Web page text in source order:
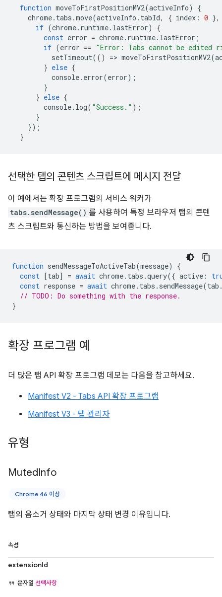
function moveToFirstPositionMV2(activeInfo)
{
chrome. tabs .move(activeInfo . tabId, { index : 0 },
if (chrome. runtime. lastError)
{
const error = chrome. runtime. lastError ;
if (error == "Error: Tabs cannot be edited
setTimeout(() => moveToFirstPositionMV2(
} else {
console. error(error);
}
} else {
console. log( "Success." );
}
});
}
선택한 탭의 콘텐츠 스크립트에 메시지 전달
이 예에서는 확장 프로그램의 서비스 워커가
tabs.sendMessage() 를 사용하여 특정 브라우저 탭의 콘텐
츠 스크립트와 통신하는 방법을 보여줍니다.
function sendMessageToActiveTab(message)
{
const [tab] = await chrome. tabs .query({ active :
const response = await chrome. tabs . sendMessage(tab
// TODO: Do something with the response.
}
확장 프로그램 예
더 많은 탭 API 확장 프로그램 데모는 다음을 참고하세요.
Manifest V2 - Tabs API 확장 프로그램
Manifest V3 - 탭 관리자
유형
MutedInfo
Chrome 46 이상
탭의 음소거 상태와 마지막 상태 변경 이유입니다.
속성
extensionId
문자열 선택사항